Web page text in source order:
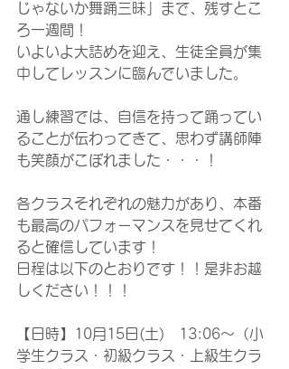
じゃないか舞踊三昧」まで、残すとこ
ろ一週間！
いよいよ大詰めを迎え、生徒全員が集
中してレッスンに臨んでいました。
通し練習では、自信を持って踊ってい
ることが伝わってきて、思わず講師陣
も笑顔がこぼれました・・・！
各クラスそれぞれの魅力があり、本番
も最高のパフォーマンスを見せてくれ
ると確信しています！
日程は以下のとおりです！！是非お越
しください！！！
【日時】10月15日(土)　13:06～（小
学生クラス・初級クラス・上級生クラ